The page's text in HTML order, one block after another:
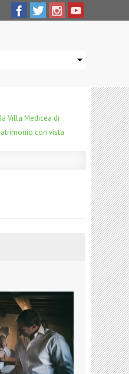
Villa Medicea di
con vista